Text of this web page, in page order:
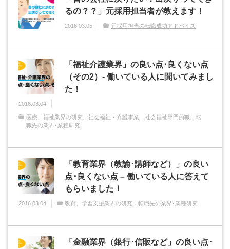
るの？？」元採用担当者が教えます！
2016.03.05 元採用担当の転職成功アドバイス
「福祉介護業界」の良い点･良くない点
（その2）- 働いている人に聞いてみまし
た！
2016.03.04
医療、福祉業界の研究 社会福祉・介護事業 社会福祉専門的職
転
職先の業界･業種研究
「教育業界（教諭･講師など）」の良い
点･良くない点 – 働いている人に答えて
もらいました！
2016.03.04 教育、学習支援業界の研究 転職先の業界･業種研究
「金融業界（銀行･信販など」の良い点･